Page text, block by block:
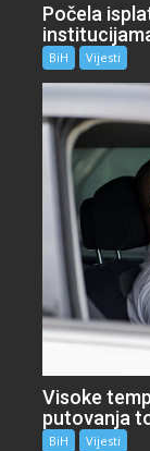
Počela
BiH Vijesti
Visoke
putovanja
BiH Vijesti